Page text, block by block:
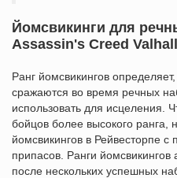
Йомсвикинги для
Assassin's Creed
Ранг йомсвикингов
сражаются во время речных
использовать для исцеления.
бойцов более высокого ранга,
йомсвикингов в Рейвесторпе
припасов. Ранги
после нескольких успешных